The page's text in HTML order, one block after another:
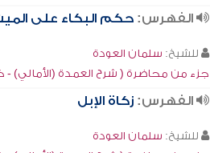
الفهرس: حكم البكاء على
للشيخ: سلمان العودة
جزء من محاضرة ( شرح العمدة (الأمالي) -
الفهرس: زكاة الإبل
للشيخ: سلمان العودة